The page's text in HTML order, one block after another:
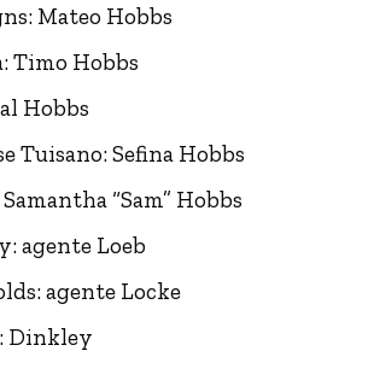
Mateo Hobbs
Timo Hobbs
Hobbs
Tuisano: Sefina Hobbs
Samantha “Sam” Hobbs
agente Loeb
agente Locke
Dinkley